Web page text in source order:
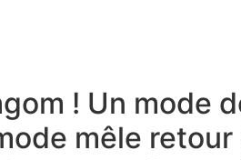
! Un mode
mêle